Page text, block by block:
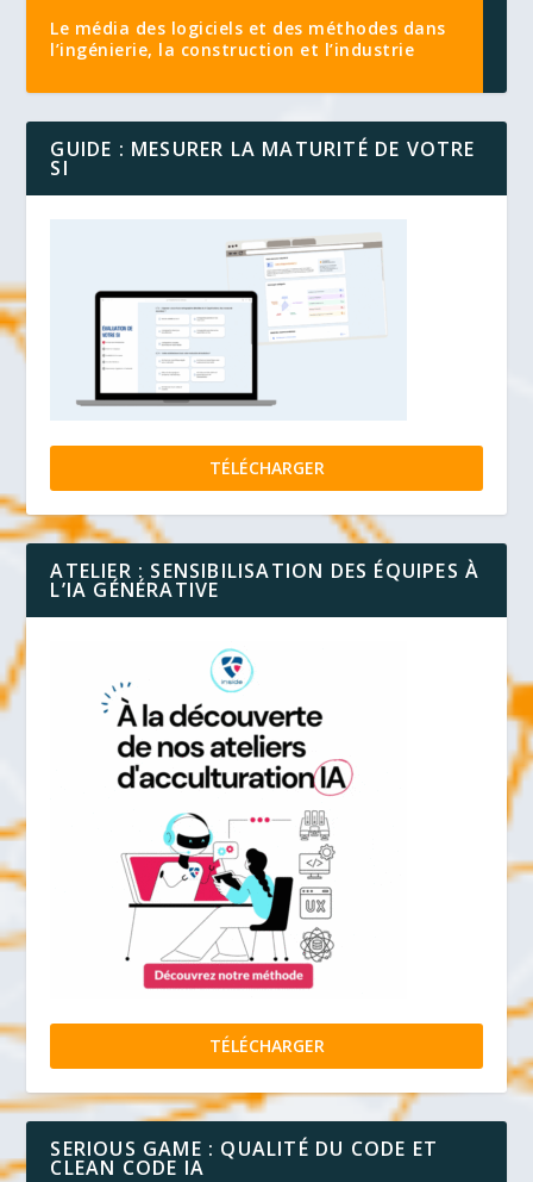
Le média des logiciels et des méthodes dans
l’ingénierie, la construction et l’industrie
GUIDE : MESURER LA MATURITÉ DE VOTRE
SI
TÉLÉCHARGER
ATELIER : SENSIBILISATION DES ÉQUIPES À
L’IA GÉNÉRATIVE
TÉLÉCHARGER
SERIOUS GAME : QUALITÉ DU CODE ET
CLEAN CODE IA